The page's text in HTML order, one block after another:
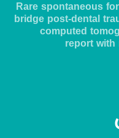
Rare spontaneous
bridge post-dental
computed
report with